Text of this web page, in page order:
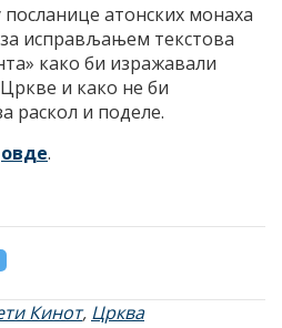
атонских монаха
исправљањем текстова
како би изражавали
и како не би
раскол и поделе.
овде.
Кинот, Црква